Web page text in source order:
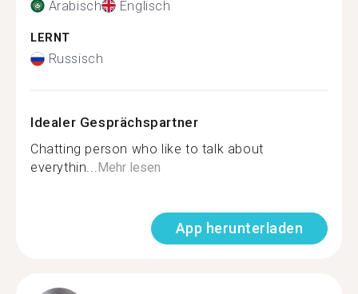
Arabisch Englisch
LERNT
Russisch
Idealer Gesprächspartner
Chatting person who like to talk about
everythin...Mehr lesen
App herunterladen